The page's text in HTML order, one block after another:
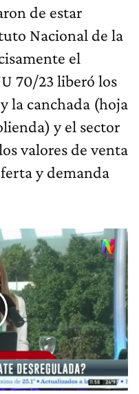
de estar
Nacional de la
el
70/23 liberó los
la canchada (hoja
y el sector
valores de venta
y demanda